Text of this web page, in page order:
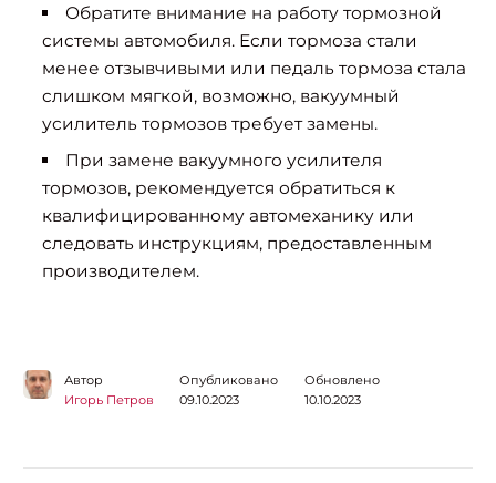
Обратите внимание на работу тормозной
системы автомобиля. Если тормоза стали
менее отзывчивыми или педаль тормоза стала
слишком мягкой, возможно, вакуумный
усилитель тормозов требует замены.
При замене вакуумного усилителя
тормозов, рекомендуется обратиться к
квалифицированному автомеханику или
следовать инструкциям, предоставленным
производителем.
Автор
Игорь Петров
Опубликовано
09.10.2023
Обновлено
10.10.2023